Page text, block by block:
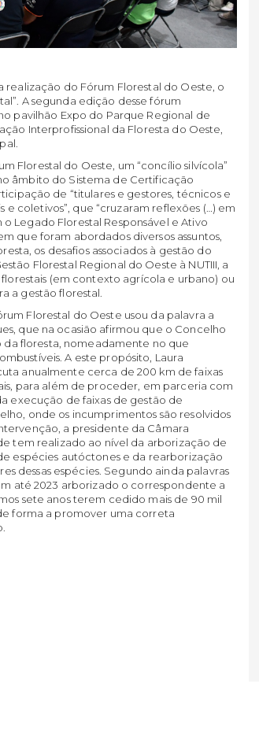
do Fórum Florestal do Oeste, o
A segunda edição desse fórum
pavilhão Expo do Parque Regional de
Interprofissional da Floresta do Oeste,
Florestal do Oeste, um “concílio silvícola”
âmbito do Sistema de Certificação
de “titulares e gestores, técnicos e
coletivos”, que “cruzaram reflexões (…) em
Legado Florestal Responsável e Ativo
que foram abordados diversos assuntos,
os desafios associados à gestão do
Florestal Regional do Oeste à NUTIII, a
(em contexto agrícola e urbano) ou
a gestão florestal.
Florestal do Oeste usou da palavra a
que na ocasião afirmou que o Concelho
da floresta, nomeadamente no que
A este propósito, Laura
anualmente cerca de 200 km de faixas
para além de proceder, em parceria com
execução de faixas de gestão de
onde os incumprimentos são resolvidos
a presidente da Câmara
tem realizado ao nível da arborização de
espécies autóctones e da rearborização
dessas espécies. Segundo ainda palavras
até 2023 arborizado o correspondente a
sete anos terem cedido mais de 90 mil
forma a promover uma correta